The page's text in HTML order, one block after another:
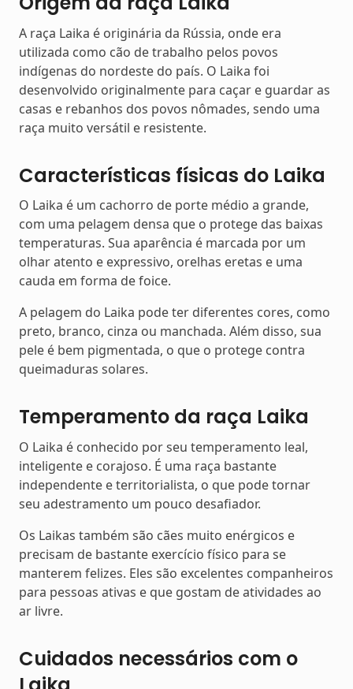
A raça Laika é originária da Rússia, onde era
utilizada como cão de trabalho pelos povos
indígenas do nordeste do país. O Laika foi
desenvolvido originalmente para caçar e guardar as
casas e rebanhos dos povos nômades, sendo uma
raça muito versátil e resistente.
Características físicas do Laika
O Laika é um cachorro de porte médio a grande,
com uma pelagem densa que o protege das baixas
temperaturas. Sua aparência é marcada por um
olhar atento e expressivo, orelhas eretas e uma
cauda em forma de foice.
A pelagem do Laika pode ter diferentes cores, como
preto, branco, cinza ou manchada. Além disso, sua
pele é bem pigmentada, o que o protege contra
queimaduras solares.
Temperamento da raça Laika
O Laika é conhecido por seu temperamento leal,
inteligente e corajoso. É uma raça bastante
independente e territorialista, o que pode tornar
seu adestramento um pouco desafiador.
Os Laikas também são cães muito enérgicos e
precisam de bastante exercício físico para se
manterem felizes. Eles são excelentes companheiros
para pessoas ativas e que gostam de atividades ao
ar livre.
Cuidados necessários com o